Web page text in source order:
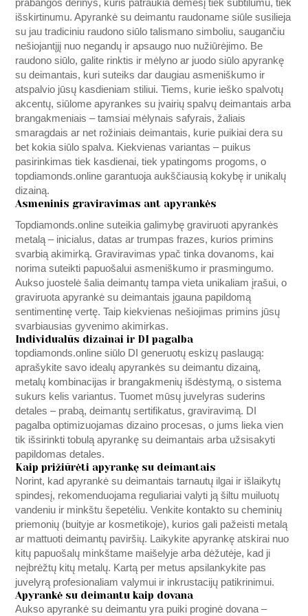
prabangos derinys, kuris patraukia dėmesį tiek subtilumu, tiek
išskirtinumu. Apyrankė su deimantu raudoname siūle susilieja
su jau tradiciniu raudono siūlo talismano simboliu, saugančiu
nešiojantįjį nuo negandų ir apsaugo nuo nužiūrėjimo. Be
raudono siūlo, galite rinktis ir mėlyno ar juodo siūlo apyrankę
su deimantais, kuri suteiks dar daugiau asmeniškumo ir
atspalvio jūsų kasdieniam stiliui. Tiems, kurie ieško spalvotų
akcentų, siūlome apyrankes su įvairių spalvų deimantais arba
brangakmeniais – tamsiai mėlynais safyrais, žaliais
smaragdais ar net rožiniais deimantais, kurie puikiai dera su
bet kokia siūlo spalva. Kiekvienas variantas – puikus
pasirinkimas tiek kasdienai, tiek ypatingoms progoms, o
topdiamonds.online garantuoja aukščiausią kokybę ir unikalų
dizainą.
Asmeninis graviravimas ant apyrankės
Topdiamonds.online suteikia galimybę graviruoti apyrankės
metalą – inicialus, datas ar trumpas frazes, kurios primins
svarbią akimirką. Graviravimas ypač tinka dovanoms, kai
norima suteikti papuošalui asmeniškumo ir prasmingumo.
Aukso juostelė šalia deimantų tampa vieta unikaliam įrašui, o
graviruota apyrankė su deimantais įgauna papildomą
sentimentinę vertę. Taip kiekvienas nešiojimas primins jūsų
svarbiausias gyvenimo akimirkas.
Individualūs dizainai ir DI pagalba
topdiamonds.online siūlo DI generuotų eskizų paslaugą:
aprašykite savo idealų apyrankės su deimantu dizainą,
metalų kombinacijas ir brangakmenių išdėstymą, o sistema
sukurs kelis variantus. Tuomet mūsų juvelyras suderins
detales – prabą, deimantų sertifikatus, graviravimą. DI
pagalba optimizuojamas dizaino procesas, o jums lieka vien
tik išsirinkti tobulą apyrankę su deimantais arba užsisakyti
papildomas detales.
Kaip prižiūrėti apyrankę su deimantais
Norint, kad apyrankė su deimantais tarnautų ilgai ir išlaikytų
spindesį, rekomenduojama reguliariai valyti ją šiltu muiluotų
vandeniu ir minkštu šepetėliu. Venkite kontakto su cheminių
priemonių (buityje ar kosmetikoje), kurios gali pažeisti metalą
ar mattuoti deimantų paviršių. Laikykite apyrankę atskirai nuo
kitų papuošalų minkštame maišelyje arba dėžutėje, kad ji
neįbrėžtų kitų metalų. Kartą per metus apsilankykite pas
juvelyrą profesionaliam valymui ir inkrustacijų patikrinimui.
Apyrankė su deimantu kaip dovana
Aukso apyrankė su deimantu yra puiki proginė dovana –